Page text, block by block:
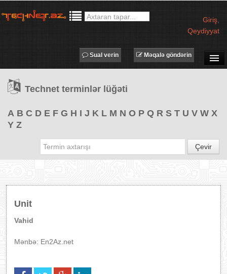
Giriş
Qeydiyyat
TƏDBİRLƏR
PROQRAMLAR
Məqalə göndərin
Sual verin
Technet terminlər lüğəti
A B C D E F G H I J K L M N O P Q R S T U V W X
Y Z
Çevir
Unit
Vahid
Mənbə: En2Az.net